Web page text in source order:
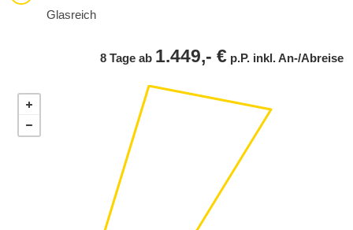
Glasreich
8 Tage ab 1.449,- €p.P. inkl. An-/Abreise